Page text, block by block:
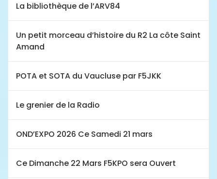
La bibliothèque de l’ARV84
Un petit morceau d’histoire du R2 La côte Saint
Amand
POTA et SOTA du Vaucluse par F5JKK
Le grenier de la Radio
OND’EXPO 2026 Ce Samedi 21 mars
Ce Dimanche 22 Mars F5KPO sera Ouvert